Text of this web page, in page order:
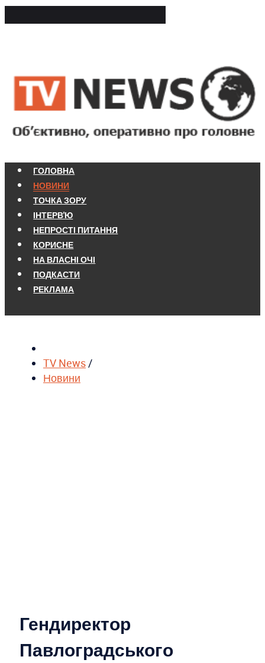
ГОЛОВНА
НОВИНИ
ТОЧКА ЗОРУ
ІНТЕРВ'Ю
НЕПРОСТІ ПИТАННЯ
КОРИСНЕ
НА ВЛАСНІ ОЧІ
ПОДКАСТИ
РЕКЛАМА
TV News/
Новини
Гендиректор
Павлоградського